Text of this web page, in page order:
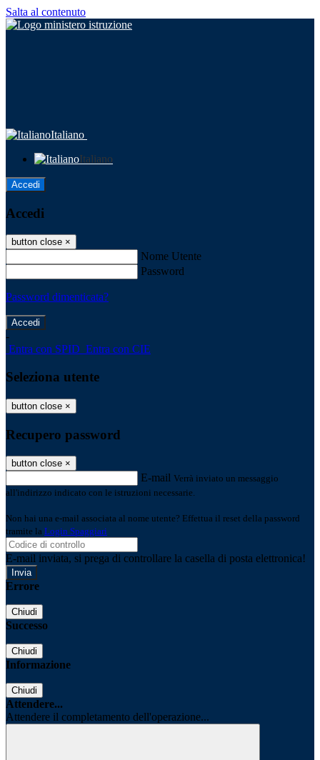
Salta al contenuto
Italiano
Italiano
Accedi
Accedi
button close ×
Nome Utente
Password
Password dimenticata?
-
Entra con SPID Entra con CIE
Seleziona utente
button close ×
Recupero password
button close ×
E-mail Verrà inviato un messaggio
all'indirizzo indicato con le istruzioni necessarie.
Non hai una e-mail associata al nome utente? Effettua il reset della password
tramite la Login Spaggiari
E-mail inviata, si prega di controllare la casella di posta elettronica!
Errore
Chiudi
Successo
Chiudi
Informazione
Chiudi
Attendere...
Attendere il completamento dell'operazione...